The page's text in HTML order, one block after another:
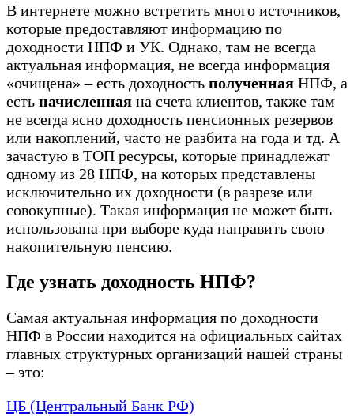
В интернете можно встретить много источников,
которые предоставляют информацию по
доходности НПФ и УК. Однако, там не всегда
актуальная информация, не всегда информация
«очищена» – есть доходность полученная НПФ, а
есть начисленная на счета клиентов, также там
не всегда ясно доходность пенсионных резервов
или накоплений, часто не разбита на года и тд. А
зачастую в ТОП ресурсы, которые принадлежат
одному из 28 НПФ, на которых представлены
исключительно их доходности (в разрезе или
совокупные). Такая информация не может быть
использована при выборе куда направить свою
накопительную пенсию.
Где узнать доходность НПФ?
Самая актуальная информация по доходности
НПФ в России находится на официальных сайтах
главных структурных организаций нашей страны
– это:
ЦБ (Центральный Банк РФ)